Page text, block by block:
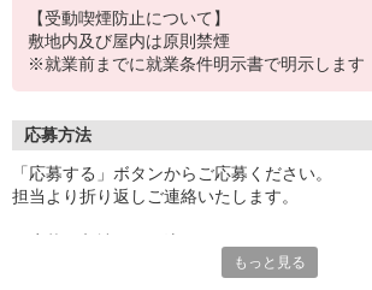
【受動喫煙防止について】
敷地内及び屋内は原則禁煙
※就業前までに就業条件明示書で明示します
応募方法
「応募する」ボタンからご応募ください。
担当より折り返しご連絡いたします。
もっと見る